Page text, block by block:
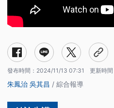
發布時間： 2024/11/13 07:31 更新時間
朱鳳治 吳其昌 / 綜合報導